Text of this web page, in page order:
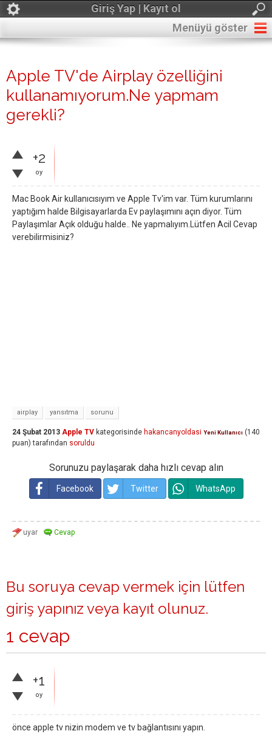
Giriş Yap | Kayıt ol
Menüyü göster
Apple TV'de Airplay özelliğini
kullanamıyorum.Ne yapmam
gerekli?
+2
oy
Mac Book Air kullanıcısıyım ve Apple Tv'im var. Tüm kurumlarını
yaptığım halde Bilgisayarlarda Ev paylaşımını açın diyor. Tüm
Paylaşımlar Açık olduğu halde.. Ne yapmalıyım.Lütfen Acil Cevap
verebilirmisiniz?
airplay yansıtma sorunu
24 Şubat 2013 Apple TV kategorisinde hakancanyoldasi Yeni Kullanıcı (140
puan) tarafından soruldu
Sorunuzu paylaşarak daha hızlı cevap alın
Facebook Twitter WhatsApp
Bu soruya cevap vermek için lütfen
giriş yapınız veya kayıt olunuz.
1 cevap
+1
oy
önce apple tv nizin modem ve tv bağlantısını yapın.